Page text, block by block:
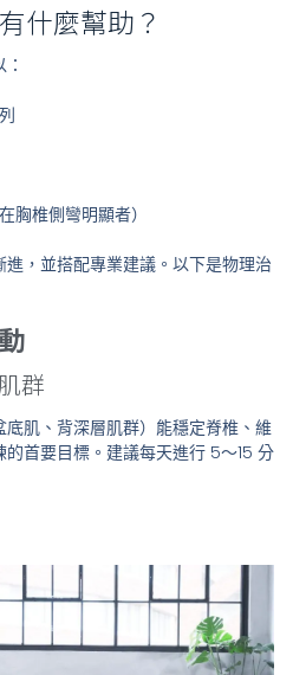
什麼幫助？
胸椎側彎明顯者）
，並搭配專業建議。以下是物理治
群
肌、背深層肌群）能穩定脊椎、維
首要目標。建議每天進行 5～15 分